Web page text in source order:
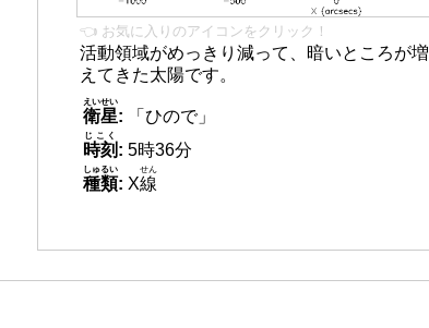
👈 お気に入りのアイコンをクリック！
活動領域がめっきり減って、暗いところが増
えてきた太陽です。
衛星
えいせい
:
「ひので」
時刻
じこく
: 5時36分
種類
しゅるい
: X線
せん